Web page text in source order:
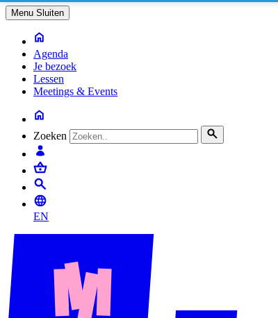
Menu Sluiten
Agenda
Je bezoek
Lessen
Meetings & Events
Zoeken
EN